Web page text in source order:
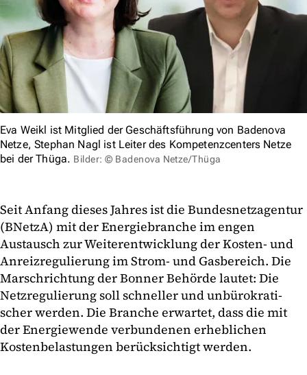
Eva Weikl ist Mitglied der Geschäftsführung von Badenova
Netze, Stephan Nagl ist Leiter des Kompetenzcenters Netze
bei der Thüga. Bilder: © Badenova Netze/Thüga
Seit Anfang dieses Jahres ist die Bundesnetzagentur
(BNetzA) mit der Energiebranche im engen
Austausch zur Weiterentwicklung der Kosten- und
Anreizregulierung im Strom- und Gasbereich. Die
Marschrichtung der Bonner Behörde lautet: Die
Netz­re­gu­lie­rung soll schnel­ler und un­bü­ro­kra­ti­
scher wer­den. Die Branche erwartet, dass die mit
der Energiewende verbundenen erheblichen
Kostenbelastungen berücksichtigt werden.